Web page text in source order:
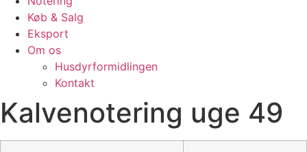
Køb & Salg
Eksport
Om os
Husdyrformidlingen
Kontakt
Kalvenotering uge 49